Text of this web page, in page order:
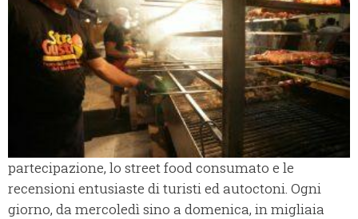
partecipazione, lo street food consumato e le
recensioni entusiaste di turisti ed autoctoni. Ogni
giorno, da mercoledì sino a domenica, in migliaia